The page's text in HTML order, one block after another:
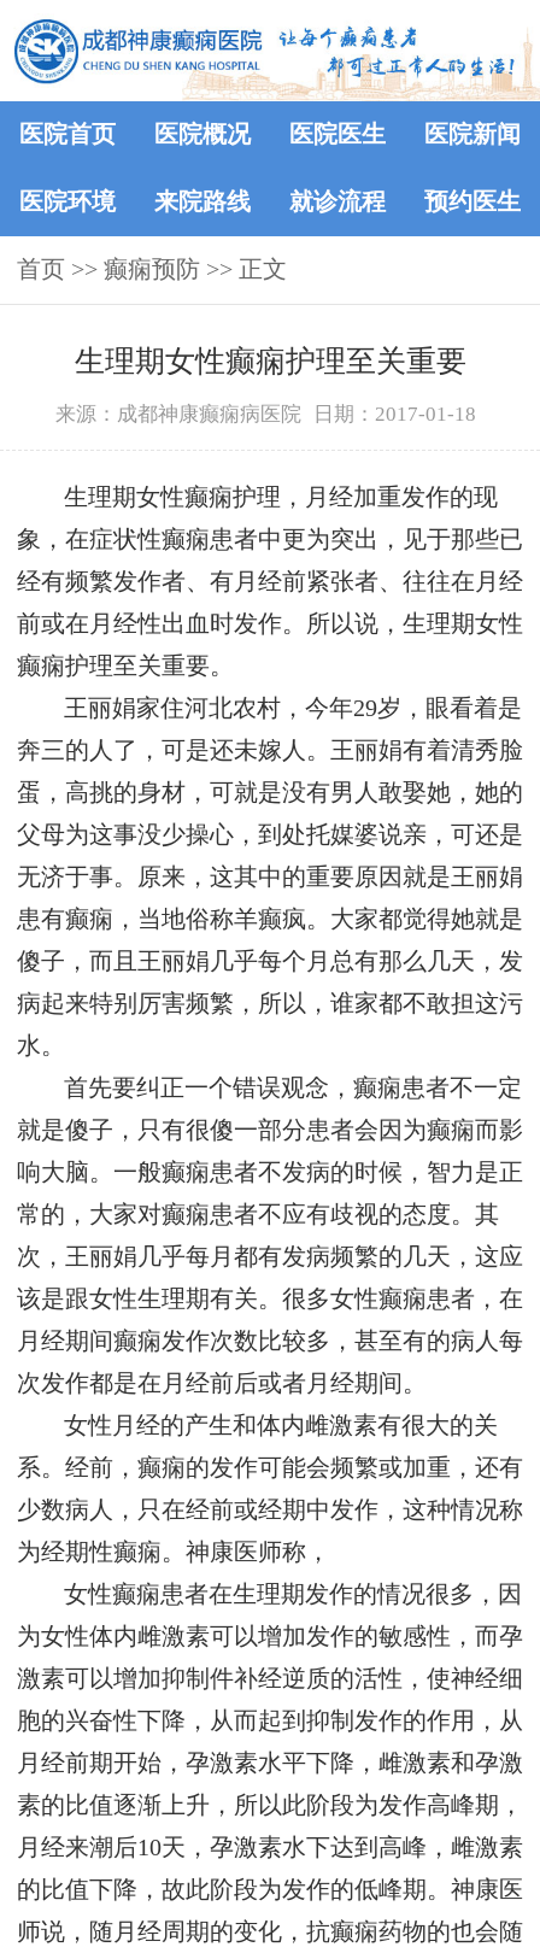
医院首页 医院概况 医院医生 医院新闻
医院环境 来院路线 就诊流程 预约医生
首页 >> 癫痫预防 >> 正文
生理期女性癫痫护理至关重要
来源：成都神康癫痫病医院 日期：2017-01-18
生理期女性癫痫护理，月经加重发作的现
象，在症状性癫痫患者中更为突出，见于那些已
经有频繁发作者、有月经前紧张者、往往在月经
前或在月经性出血时发作。所以说，生理期女性
癫痫护理至关重要。
王丽娟家住河北农村，今年29岁，眼看着是
奔三的人了，可是还未嫁人。王丽娟有着清秀脸
蛋，高挑的身材，可就是没有男人敢娶她，她的
父母为这事没少操心，到处托媒婆说亲，可还是
无济于事。原来，这其中的重要原因就是王丽娟
患有癫痫，当地俗称羊癫疯。大家都觉得她就是
傻子，而且王丽娟几乎每个月总有那么几天，发
病起来特别厉害频繁，所以，谁家都不敢担这污
水。
首先要纠正一个错误观念，癫痫患者不一定
就是傻子，只有很傻一部分患者会因为癫痫而影
响大脑。一般癫痫患者不发病的时候，智力是正
常的，大家对癫痫患者不应有歧视的态度。其
次，王丽娟几乎每月都有发病频繁的几天，这应
该是跟女性生理期有关。很多女性癫痫患者，在
月经期间癫痫发作次数比较多，甚至有的病人每
次发作都是在月经前后或者月经期间。
女性月经的产生和体内雌激素有很大的关
系。经前，癫痫的发作可能会频繁或加重，还有
少数病人，只在经前或经期中发作，这种情况称
为经期性癫痫。神康医师称，
女性癫痫患者在生理期发作的情况很多，因
为女性体内雌激素可以增加发作的敏感性，而孕
激素可以增加抑制件补经逆质的活性，使神经细
胞的兴奋性下降，从而起到抑制发作的作用，从
月经前期开始，孕激素水平下降，雌激素和孕激
素的比值逐渐上升，所以此阶段为发作高峰期，
月经来潮后10天，孕激素水下达到高峰，雌激素
的比值下降，故此阶段为发作的低峰期。神康医
师说，随月经周期的变化，抗癫痫药物的也会随